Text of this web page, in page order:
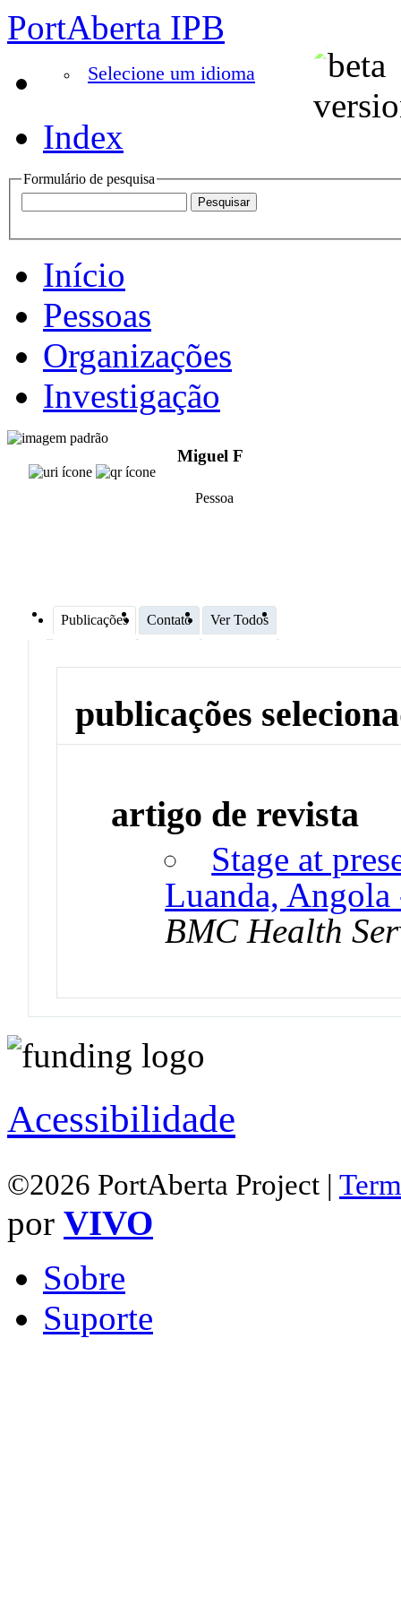
PortAberta IPB
Selecione um idioma
Index
Formulário de pesquisa
Início
Pessoas
Organizações
Investigação
Miguel F
Pessoa
Publicações Contato Ver Todos
publicações
artigo de revista
Stage at
Luanda, Angola
BMC Health
Acessibilidade
©2026 PortAberta Project |
por VIVO
Sobre
Suporte